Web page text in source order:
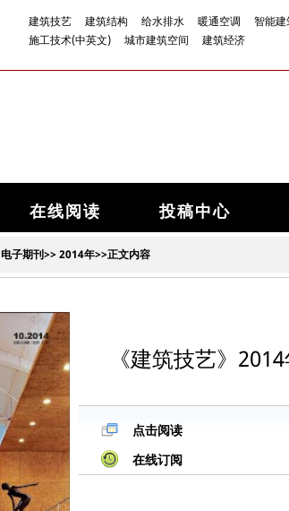
建筑技艺 建筑结构 给水排水 暖通空调 智能
施工技术(中英文)
城市建筑空间 建筑经济
在线阅读 投稿中心
电子期刊>>2014年>>正文内容
《建筑技艺》
点击阅读
在线订阅